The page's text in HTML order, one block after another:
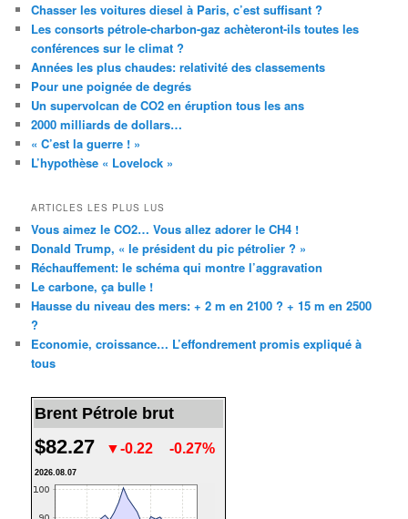
Chasser les voitures diesel à Paris, c’est suffisant ?
Les consorts pétrole-charbon-gaz achèteront-ils toutes les
conférences sur le climat ?
Années les plus chaudes: relativité des classements
Pour une poignée de degrés
Un supervolcan de CO2 en éruption tous les ans
2000 milliards de dollars…
« C’est la guerre ! »
L’hypothèse « Lovelock »
ARTICLES LES PLUS LUS
Vous aimez le CO2… Vous allez adorer le CH4 !
Donald Trump, « le président du pic pétrolier ? »
Réchauffement: le schéma qui montre l’aggravation
Le carbone, ça bulle !
Hausse du niveau des mers: + 2 m en 2100 ? + 15 m en 2500
?
Economie, croissance… L’effondrement promis expliqué à
tous
Brent Pétrole brut
$82.27 ▼-0.22 -0.27%
2026.08.07